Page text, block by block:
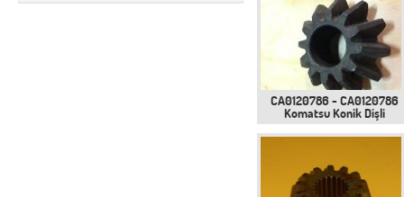
CA0120786 - CA0120786
Komatsu Konik Dişli